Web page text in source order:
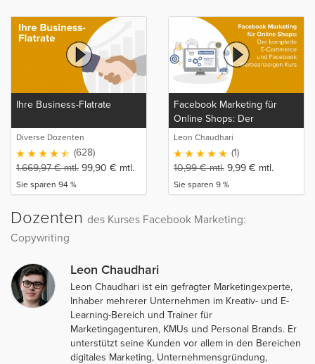
Ihre Business-Flatrate
Diverse Dozenten
(628)
1.669,97€mtl. 99,90 € mtl.
Sie sparen 94 %
Facebook Marketing für
Online Shops: Der
komplette E-Commerce und
Facebook Werbeanzeigen
Kurs
Leon Chaudhari
(1)
10,99€mtl. 9,99 € mtl.
Sie sparen 9 %
Dozenten des Kurses Facebook Marketing:
Copywriting
Leon Chaudhari
Leon Chaudhari ist ein gefragter Marketingexperte,
Inhaber mehrerer Unternehmen im Kreativ- und E-
Learning-Bereich und Trainer für
Marketingagenturen, KMUs und Personal Brands. Er
unterstützt seine Kunden vor allem in den Bereichen
digitales Marketing, Unternehmensgründung,